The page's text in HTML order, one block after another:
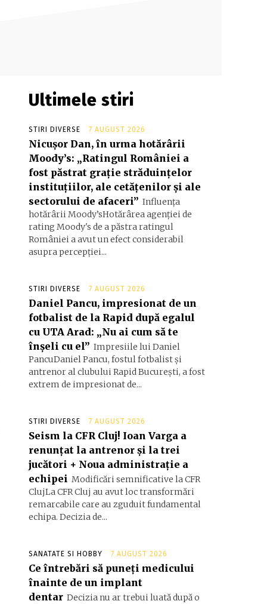
Ultimele stiri
STIRI DIVERSE 7 AUGUST 2026
Nicușor Dan, în urma hotărârii
Moody’s: „Ratingul României a
fost păstrat grație străduințelor
instituțiilor, ale cetățenilor și ale
sectorului de afaceri” Influența
hotărârii Moody’sHotărârea agenției de
rating Moody's de a păstra ratingul
României a avut un efect considerabil
asupra percepției...
STIRI DIVERSE 7 AUGUST 2026
Daniel Pancu, impresionat de un
fotbalist de la Rapid după egalul
cu UTA Arad: „Nu ai cum să te
înșeli cu el” Impresiile lui Daniel
PancuDaniel Pancu, fostul fotbalist și
antrenor al clubului Rapid București, a fost
extrem de impresionat de...
STIRI DIVERSE 7 AUGUST 2026
Seism la CFR Cluj! Ioan Varga a
renunțat la antrenor și la trei
jucători + Noua administrație a
echipei Modificări semnificative la CFR
ClujLa CFR Cluj au avut loc transformări
remarcabile care au zguduit fundamental
echipa. Decizia de...
SANATATE SI HOBBY 7 AUGUST 2026
Ce întrebări să puneți medicului
înainte de un implant
dentar Decizia nu ar trebui luată după o